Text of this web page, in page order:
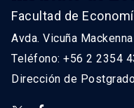
Facultad de
Avda. Vicuña
Teléfono: +56 2 2354
Dirección de